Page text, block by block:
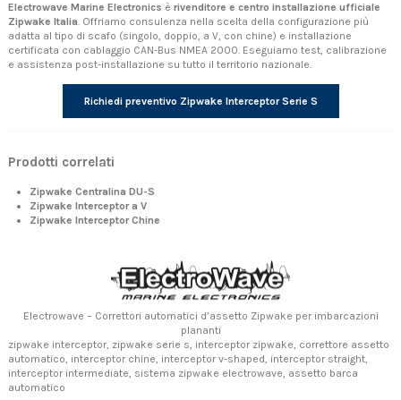
Electrowave Marine Electronics è rivenditore e centro installazione ufficiale
Zipwake Italia. Offriamo consulenza nella scelta della configurazione più
adatta al tipo di scafo (singolo, doppio, a V, con chine) e installazione
certificata con cablaggio CAN-Bus NMEA 2000. Eseguiamo test, calibrazione
e assistenza post-installazione su tutto il territorio nazionale.
Richiedi preventivo Zipwake Interceptor Serie S
Prodotti correlati
Zipwake Centralina DU-S
Zipwake Interceptor a V
Zipwake Interceptor Chine
Electrowave – Correttori automatici d’assetto Zipwake per imbarcazioni
plananti
zipwake interceptor, zipwake serie s, interceptor zipwake, correttore assetto
automatico, interceptor chine, interceptor v-shaped, interceptor straight,
interceptor intermediate, sistema zipwake electrowave, assetto barca
automatico